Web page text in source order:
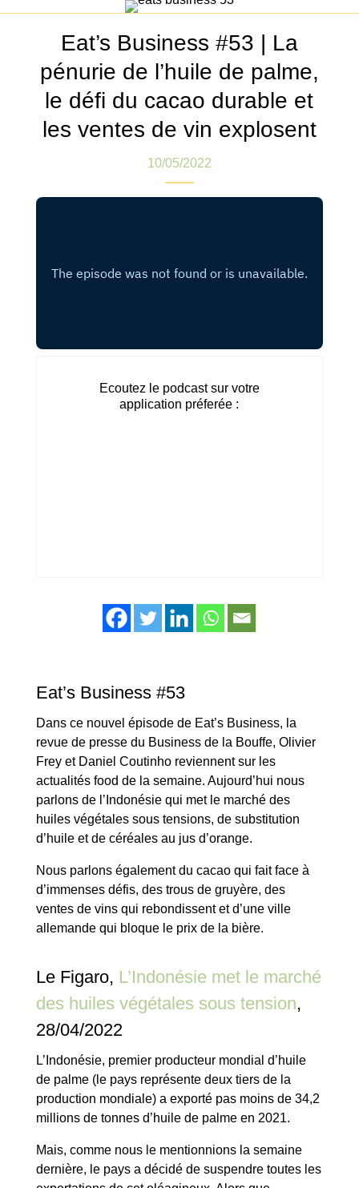
Eat’s Business #53 | La
pénurie de l’huile de palme,
le défi du cacao durable et
les ventes de vin explosent
10/05/2022
Ecoutez le podcast sur votre
application préferée :
Eat’s Business #53
Dans ce nouvel épisode de Eat’s Business, la
revue de presse du Business de la Bouffe, Olivier
Frey et Daniel Coutinho reviennent sur les
actualités food de la semaine. Aujourd’hui nous
parlons de l’Indonésie qui met le marché des
huiles végétales sous tensions, de substitution
d’huile et de céréales au jus d’orange.
Nous parlons également du cacao qui fait face à
d’immenses défis, des trous de gruyère, des
ventes de vins qui rebondissent et d’une ville
allemande qui bloque le prix de la bière.
Le Figaro, L’Indonésie met le marché
des huiles végétales sous tension,
28/04/2022
L’Indonésie, premier producteur mondial d’huile
de palme (le pays représente deux tiers de la
production mondiale) a exporté pas moins de 34,2
millions de tonnes d’huile de palme en 2021.
Mais, comme nous le mentionnions la semaine
dernière, le pays a décidé de suspendre toutes les